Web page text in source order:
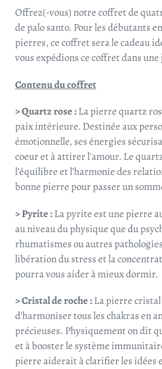
Offrez(-vous) notre coffret de
de palo santo. Pour les débutants
pierres, ce coffret sera le cadeau
vous expédions ce coffret dans
Contenu du coffret
> Quartz rose :La pierre quartz
paix intérieure. Destinée aux
émotionnelle, ses énergies
coeur et à attirer l'amour. Le
l’équilibre et l’harmonie des
bonne pierre pour passer un
> Pyrite :La pyrite est une pierre
au niveau du physique que du
rhumatismes ou autres
libération du stress et la
pourra vous aider à mieux dormir.
> Cristal de roche :La pierre
d'harmoniser tous les chakras en
précieuses. Physiquement on dit
et à booster le système
pierre aiderait à clarifier les idées